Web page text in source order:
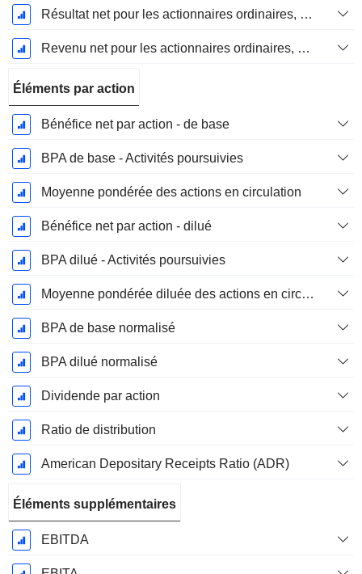
Résultat net pour les actionnaires ordinaires, éléments exceptionnels inclus.
Revenu net pour les actionnaires ordinaires, hors éléments exceptionnelsRésultat net pour les actionnaires ordinaires, éléments exceptionnels exclus.
Éléments par action
Bénéfice net par action - de base
BPA de base - Activités poursuivies
Moyenne pondérée des actions en circulation
Bénéfice net par action - dilué
BPA dilué - Activités poursuivies
Moyenne pondérée diluée des actions en circulation
BPA de base normalisé
BPA dilué normalisé
Dividende par action
Ratio de distribution
American Depositary Receipts Ratio (ADR)
Éléments supplémentaires
EBITDA